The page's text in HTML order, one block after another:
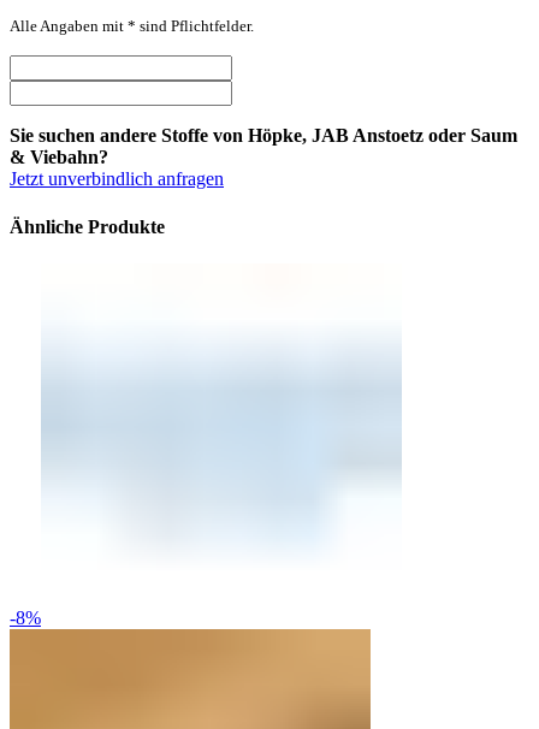
Alle Angaben mit * sind Pflichtfelder.
Sie suchen andere Stoffe von Höpke, JAB Anstoetz oder Saum
& Viebahn?
Jetzt unverbindlich anfragen
Ähnliche Produkte
-8%